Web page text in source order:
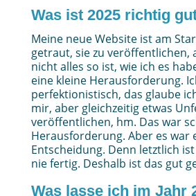
Was ist 2025 richtig
Meine neue Website ist am
getraut, sie zu veröffentlichen,
nicht alles so ist, wie ich es
eine kleine Herausforderung.
perfektionistisch, das glaube
mir, aber gleichzeitig etwas
veröffentlichen, hm. Das war
Herausforderung. Aber es war
Entscheidung. Denn letztlich
nie fertig. Deshalb ist das gut
Was lasse ich im Jahr